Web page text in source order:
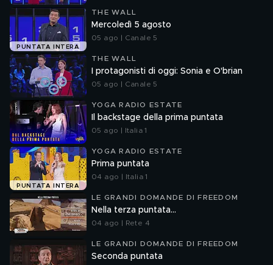
PUNTATA INTERA
THE WALL
Mercoledì 5 agosto
05 ago | Canale 5
THE WALL
I protagonisti di oggi: Sonia e O'brian
05 ago | Canale 5
YOGA RADIO ESTATE
Il backstage della prima puntata
05 ago | Italia 1
PUNTATA INTERA
YOGA RADIO ESTATE
Prima puntata
04 ago | Italia 1
LE GRANDI DOMANDE DI FREEDOM
Nella terza puntata...
04 ago | Rete 4
LE GRANDI DOMANDE DI FREEDOM
Seconda puntata